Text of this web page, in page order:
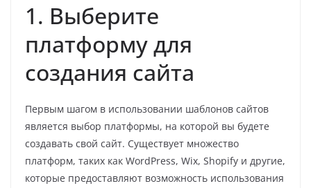
1. Выберите
платформу для
создания сайта
Первым шагом в использовании шаблонов сайтов
является выбор платформы, на которой вы будете
создавать свой сайт. Существует множество
платформ, таких как WordPress, Wix, Shopify и другие,
которые предоставляют возможность использования